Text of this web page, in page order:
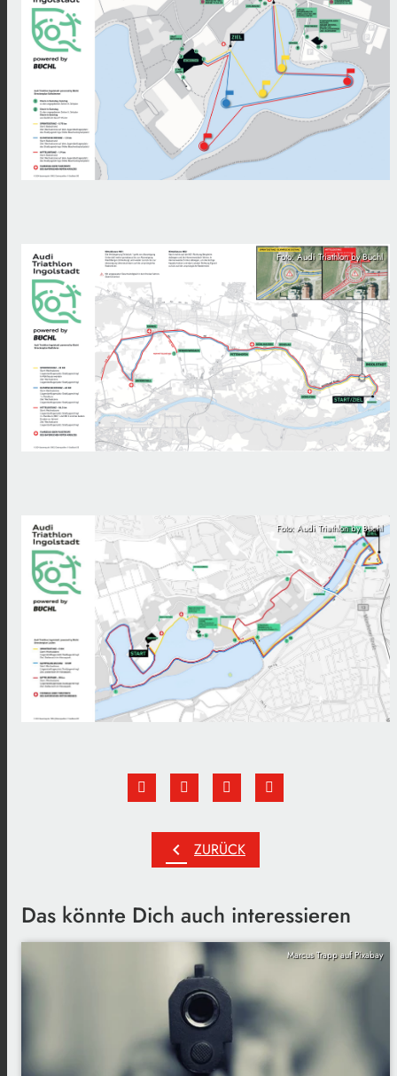
Foto: Audi Triathlon by Büchl
Foto: Audi Triathlon by Büchl
chevron_left ZURÜCK
Das könnte Dich auch interessieren
Marcus Trapp auf Pixabay